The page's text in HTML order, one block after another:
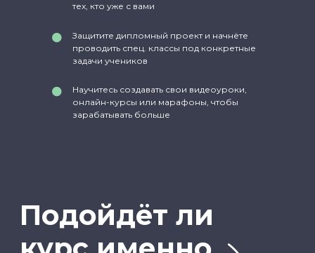
Научитесь создавать свои видеоуроки,
онлайн-курсы или марафоны, чтобы
зарабатывать больше
тех, кто уже с вами
Защитите дипломный проект и начнёте
проводить спец. классы под конкретные
задачи учеников